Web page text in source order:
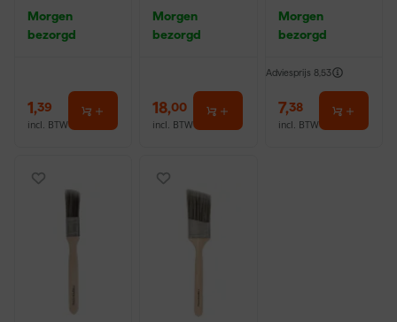
P220
Morgen
bezorgd
1,39
incl. BTW
Morgen
bezorgd
18,00
incl. BTW
Morgen
bezorgd
Adviesprijs 8,53
7,38
incl. BTW